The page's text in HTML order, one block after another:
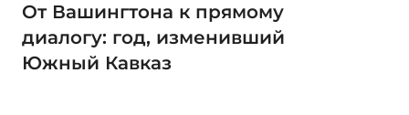
От Вашингтона к прямому
диалогу: год, изменивший
Южный Кавказ